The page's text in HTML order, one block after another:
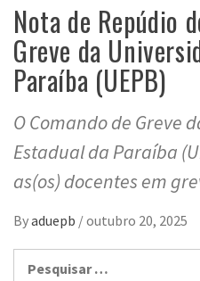
Nota de Repúdio
Greve da
Paraíba (UEPB)
O Comando de Greve
Estadual da Paraíba
as(os) docentes em
Byaduepb /outubro 20, 2025